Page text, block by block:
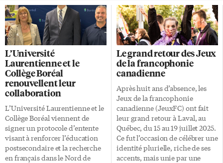
pouvaient être surtout
végétariens. Sur les rives de ce
qui était un lac à cette époque,
les scientifiques ont mis à jour
des millions d’outils en bois,
vieux de 300 000 ans. Ces
bâtons sculptés dans des
branches et des racines étaient
pointus et servaient
probablement à creuser le sol
pour récolter des tubercules.
[…]
cette tendance doit être portée
par les provinces, qui
constituent le «nœud de
l’enjeu». «Enfin, on semble
embarquer dans le train de
vouloir être à l’offensive avec la
francophonie par le biais de la
francophonie économique»,
lâche le président-directeur
général du Réseau de
développement économique et
d’employabilité (RDÉE), Yan
Plante. Néanmoins, il avance
que la proximité géographique
avec les États-Unis (deux tiers
des Canadiens vivent à moins
L’Université
Laurentienne et le
Collège Boréal
renouvellent leur
collaboration
L’Université Laurentienne et le
Collège Boréal viennent de
signer un protocole d’entente
visant à renforcer l’éducation
postsecondaire et la recherche
en français dans le Nord de
Le grand retour des Jeux
de la francophonie
canadienne
Après huit ans d’absence, les
Jeux de la francophonie
canadienne (JeuxFC) ont fait
leur grand retour à Laval, au
Québec, du 15 au 19 juillet 2025.
Ce fut l’occasion de célébrer une
identité plurielle, riche de ses
accents, mais unie par une